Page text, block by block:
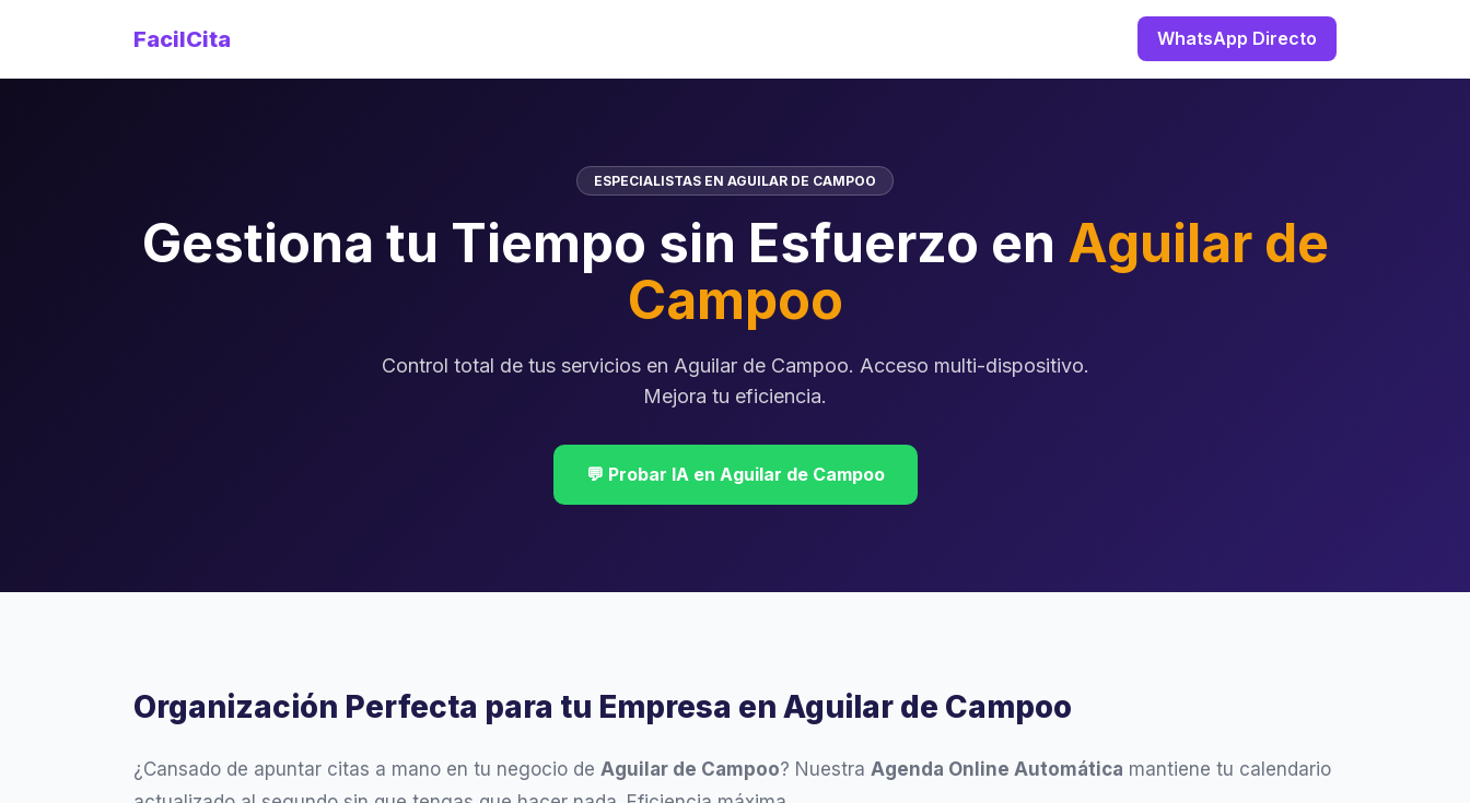
FacilCita WhatsApp Directo
ESPECIALISTAS EN AGUILAR DE CAMPOO
Gestiona tu Tiempo sin Esfuerzo en Aguilar de
Campoo
Control total de tus servicios en Aguilar de Campoo. Acceso multi-dispositivo.
Mejora tu eficiencia.
💬 Probar IA en Aguilar de Campoo
Organización Perfecta para tu Empresa en Aguilar de Campoo
¿Cansado de apuntar citas a mano en tu negocio de Aguilar de Campoo? Nuestra Agenda Online Automática mantiene tu calendario